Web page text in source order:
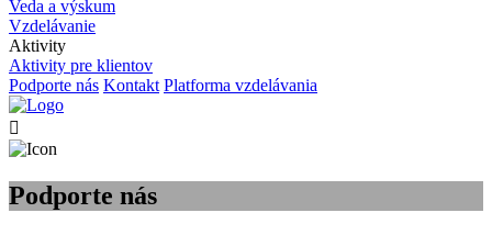
Veda a výskum
Vzdelávanie
Aktivity
Aktivity pre klientov
Podporte nás Kontakt Platforma vzdelávania

Podporte nás